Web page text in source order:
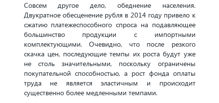
Совсем другое дело, обеднение населения.
Двукратное обесценение рубля в 2014 году привело к
сжатию платежеспособного спроса на подавляющее
большинство продукции с импортными
комплектующими. Очевидно, что после резкого
скачка цен, последующие темпы их роста будут уже
не столь значительными, поскольку ограничены
покупательной способностью, а рост фонда оплаты
труда не является эластичным и происходит
существенно более медленными темпами.